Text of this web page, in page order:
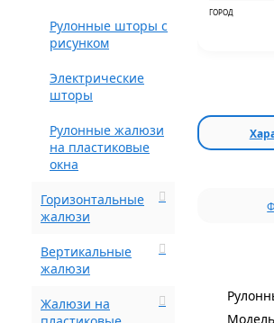
Рулонные шторы с
рисунком
Электрические
шторы
Рулонные жалюзи
на пластиковые
окна
Горизонтальные
жалюзи
Вертикальные
жалюзи
Жалюзи на
ГОРОД